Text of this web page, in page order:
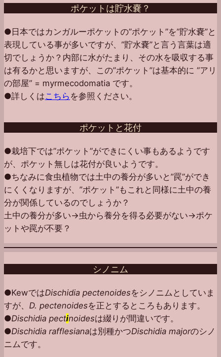
ポケットは貯水嚢？
●日本ではカンガルーポケットの”ポケット”を”貯水嚢”と
表現している事が多いですが、”貯水嚢”と言う言葉は適
切でしょうか？内部に水がたまり、その水を吸収する事
は有るかと思いますが、この”ポケット”は基本的に ”アリ
の部屋” = myrmecodomatia です。
●詳しくはこちら を参照ください。
ポケットと花付
●栽培下では”ポケット”ができにくい事もあるようです
が、ポケット無しは花付が良いようです。
●ちなみに食虫植物では土中の養分が多いと”罠”ができ
にくくなりますが、”ポケット”もこれと同様に土中の養
分が関係しているのでしょうか？
土中の養分が多い→虫から養分を得る必要がない→ポケ
ットや罠が不要？
シノニム
●KewではDischidia pectenoidesをシノニムとしていま
すが、 D. pectenoidesを正とするところもあります。
●Dischidia pectinoidesは綴りが間違いです。
●Dischidia rafflesianaは別種かつDischidia majorのシノ
ニムです。